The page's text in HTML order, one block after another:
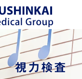
視力検査